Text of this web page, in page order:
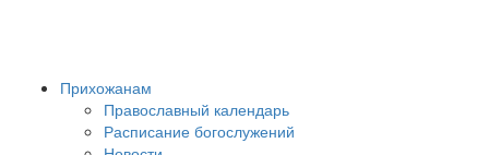
Прихожанам
Православный календарь
Расписание богослужений